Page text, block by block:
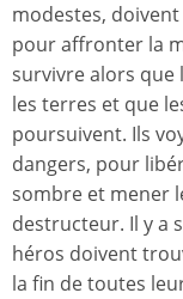
modestes,
pour affronter la
survivre alors que
les terres et que
poursuivent. Ils
dangers, pour
sombre et mener
destructeur. Il y a
héros doivent
la fin de toutes